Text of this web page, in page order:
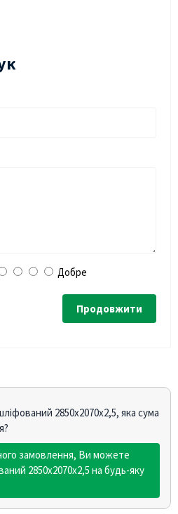
Добре
Продовжити
2850х2070х2,5, яка сума
замовлення, Ви можете
2850х2070х2,5 на будь-яку